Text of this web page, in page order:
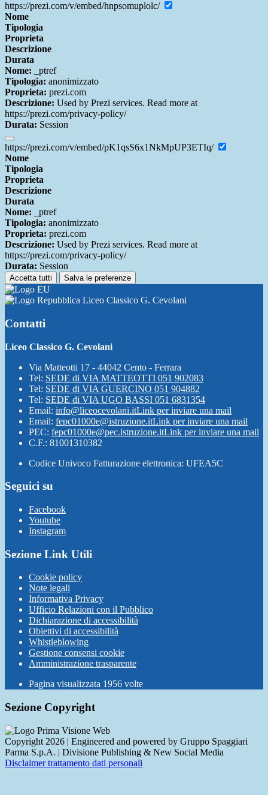
https://prezi.com/v/embed/hnpsomuplolc/
Nome
Tipologia
Proprieta
Descrizione
Durata
Nome: _ptref
Tipologia: anonimizzato
Proprieta: prezi.com
Descrizione: Used by Prezi services. Read more at
https://prezi.com/privacy-policy/
Durata: Session
https://prezi.com/v/embed/pK1qsS6x1NkMpUP3ETIq/
Nome
Tipologia
Proprieta
Descrizione
Durata
Nome: _ptref
Tipologia: anonimizzato
Proprieta: prezi.com
Descrizione: Used by Prezi services. Read more at
https://prezi.com/privacy-policy/
Durata: Session
Accetta tutti Salva le preferenze
Liceo Classico G. Cevolani
Contatti
Liceo Classico G. Cevolani
Via Matteotti 17 - 44042 Cento - Ferrara
Tel: SEDE di VIA MATTEOTTI 051 902083
Tel: SEDE di VIA GUERCINO 051 904882
Tel: SEDE di VIA UGO BASSI 051 6831354
Email: info@liceocevolani.itLink per inviare una mail
Email: fepc01000e@istruzione.itLink per inviare una mail
PEC: fepc01000e@pec.istruzione.itLink per inviare una mail
C.F.: 81001310382
Codice Univoco Fatturazione elettronica: UFEA5C
Seguici su
Facebook
Youtube
Instagram
Sezione Link Utili
Cookie policy
Note legali
Informativa Privacy
Ufficio Relazioni con il Pubblico
Dichiarazione di accessibilità
Obiettivi di accessibilità
Whistleblowing
Gestione consensi cookie
Amministrazione trasparente
Pagina visualizzata 1956 volte
Sezione Copyright
Copyright 2026 | Engineered and powered by Gruppo Spaggiari
Parma S.p.A. | Divisione Publishing & New Social Media
Disclaimer trattamento dati personali